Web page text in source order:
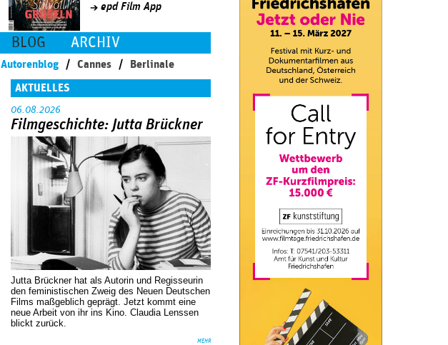
epd Film App
BLOG
Autorenblog Cannes Berlinale
ARCHIV
AKTUELLES
06.08.2026
Filmgeschichte: Jutta Brückner
Jutta Brückner hat als Autorin und Regisseurin
den feministischen Zweig des Neuen Deutschen
Films maßgeblich geprägt. Jetzt kommt eine
neue Arbeit von ihr ins Kino. Claudia Lenssen
blickt zurück.
MEHR